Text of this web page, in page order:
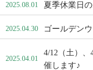
2025.08.01 夏季休業日
2025.04.30 ゴールデン
2025.04.01
4/12（土）
催します♪